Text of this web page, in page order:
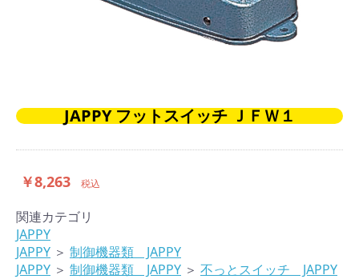
JAPPY フットスイッチ ＪＦＷ１
￥8,263 税込
関連カテゴリ
JAPPY
JAPPY ＞ 制御機器類 JAPPY
JAPPY ＞ 制御機器類 JAPPY ＞ 不っとスイッチ JAPPY